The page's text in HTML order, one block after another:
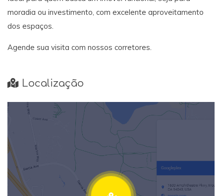
moradia ou investimento, com excelente aproveitamento
dos espaços.
Agende sua visita com nossos corretores.
Localização